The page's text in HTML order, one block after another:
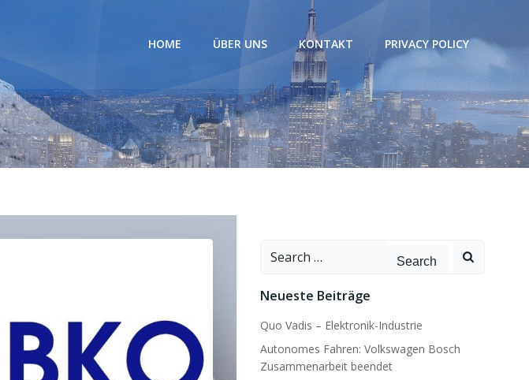
HOME ÜBER UNS KONTAKT PRIVACY POLICY
Search
Neueste Beiträge
Quo Vadis – Elektronik-Industrie
Autonomes Fahren: Volkswagen Bosch
Zusammenarbeit beendet